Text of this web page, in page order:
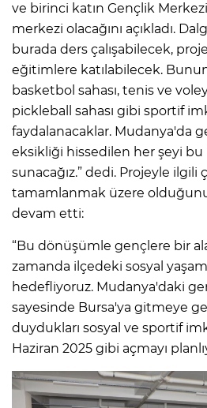
ve birinci katın Gençlik
merkezi olacağını açıkladı.
burada ders çalışabilecek,
eğitimlere katılabilecek.
basketbol sahası, tenis ve
pickleball sahası gibi sportif
faydalanacaklar. Mudanya'da
eksikliği hissedilen her şeyi
sunacağız.” dedi. Projeyle ilgili
tamamlanmak üzere
devam etti:
“Bu dönüşümle gençlere bir
zamanda ilçedeki sosyal
hedefliyoruz. Mudanya'daki
sayesinde Bursa'ya gitmeye
duydukları sosyal ve sportif
Haziran 2025 gibi açmayı